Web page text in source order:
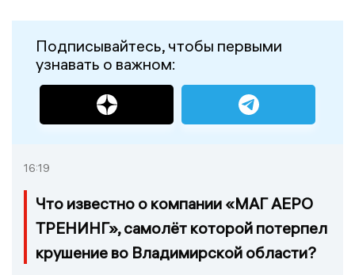
Подписывайтесь, чтобы первыми
узнавать о важном:
16:19
Что известно о компании «МАГ АЕРО
ТРЕНИНГ», самолёт которой потерпел
крушение во Владимирской области?